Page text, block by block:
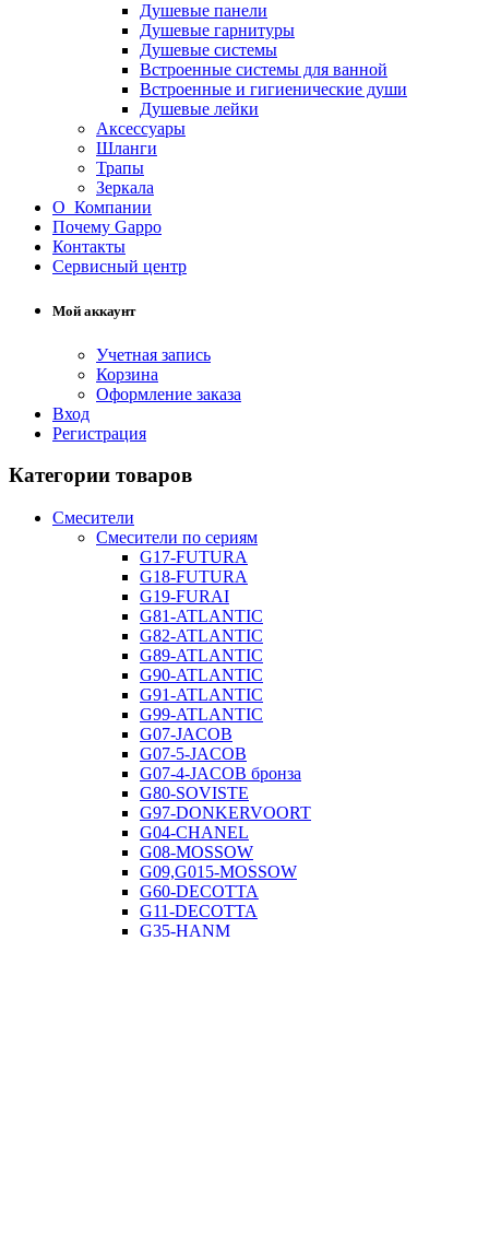
Душевые панели
Душевые гарнитуры
Душевые системы
Встроенные системы для ванной
Встроенные и гигиенические души
Душевые лейки
Аксессуары
Шланги
Трапы
Зеркала
О Компании
Почему Gappo
Контакты
Сервисный центр
Мой аккаунт
Учетная запись
Корзина
Оформление заказа
Вход
Регистрация
Категории товаров
Смесители
Смесители по сериям
G17-FUTURA
G18-FUTURA
G19-FURAI
G81-ATLANTIC
G82-ATLANTIC
G89-ATLANTIC
G90-ATLANTIC
G91-ATLANTIC
G99-ATLANTIC
G07-JACOB
G07-5-JACOB
G07-4-JACOB бронза
G80-SOVISTE
G97-DONKERVOORT
G04-CHANEL
G08-MOSSOW
G09,G015-MOSSOW
G60-DECOTTA
G11-DECOTTA
G35-HANM